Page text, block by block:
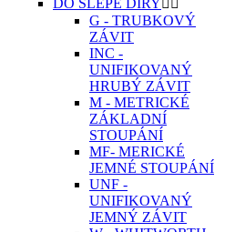
DO SLEPÉ DÍRY 
G - TRUBKOVÝ
ZÁVIT
INC -
UNIFIKOVANÝ
HRUBÝ ZÁVIT
M - METRICKÉ
ZÁKLADNÍ
STOUPÁNÍ
MF- MERICKÉ
JEMNÉ STOUPÁNÍ
UNF -
UNIFIKOVANÝ
JEMNÝ ZÁVIT